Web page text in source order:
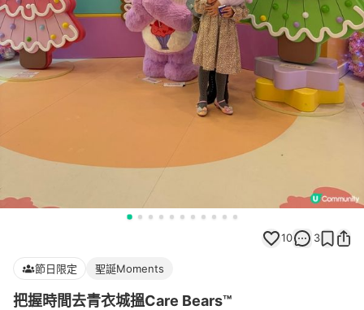
10 3
節日限定 聖誕Moments
把握時間去青衣城搵Care Bears™